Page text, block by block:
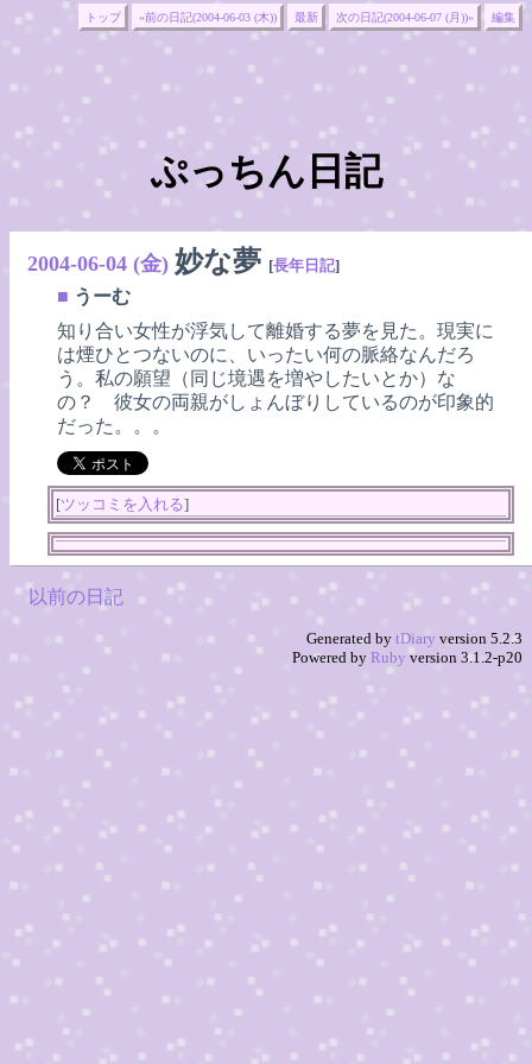
トップ «前の日記(2004-06-03 (木)) 最新 次の日記(2004-06-07 (月))» 編集
ぷっちん日記
2004-06-04 (金) 妙な夢 [長年日記]
■ うーむ
知り合い女性が浮気して離婚する夢を見た。現実に
は煙ひとつないのに、いったい何の脈絡なんだろ
う。私の願望（同じ境遇を増やしたいとか）な
の？ 彼女の両親がしょんぼりしているのが印象的
だった。。。
[ツッコミを入れる]
以前の日記
Generated by tDiary version 5.2.3
Powered by Ruby version 3.1.2-p20